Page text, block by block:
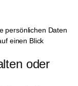
persönlichen Daten
einen Blick
oder